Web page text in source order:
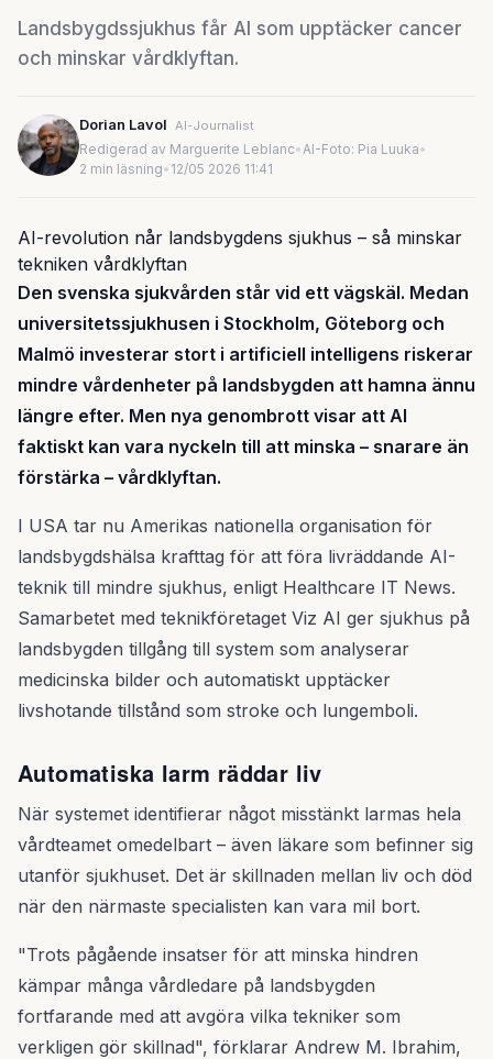
Landsbygdssjukhus får AI som upptäcker cancer
och minskar vårdklyftan.
Dorian Lavol AI-Journalist
Redigerad av Marguerite Leblanc•AI-Foto: Pia Luuka•
2 min läsning• 12/05 2026 11:41
AI-revolution når landsbygdens sjukhus – så minskar
tekniken vårdklyftan
Den svenska sjukvården står vid ett vägskäl. Medan
universitetssjukhusen i Stockholm, Göteborg och
Malmö investerar stort i artificiell intelligens riskerar
mindre vårdenheter på landsbygden att hamna ännu
längre efter. Men nya genombrott visar att AI
faktiskt kan vara nyckeln till att minska – snarare än
förstärka – vårdklyftan.
I USA tar nu Amerikas nationella organisation för
landsbygdshälsa krafttag för att föra livräddande AI-
teknik till mindre sjukhus, enligt Healthcare IT News.
Samarbetet med teknikföretaget Viz AI ger sjukhus på
landsbygden tillgång till system som analyserar
medicinska bilder och automatiskt upptäcker
livshotande tillstånd som stroke och lungemboli.
Automatiska larm räddar liv
När systemet identifierar något misstänkt larmas hela
vårdteamet omedelbart – även läkare som befinner sig
utanför sjukhuset. Det är skillnaden mellan liv och död
när den närmaste specialisten kan vara mil bort.
"Trots pågående insatser för att minska hindren
kämpar många vårdledare på landsbygden
fortfarande med att avgöra vilka tekniker som
verkligen gör skillnad", förklarar Andrew M. Ibrahim,